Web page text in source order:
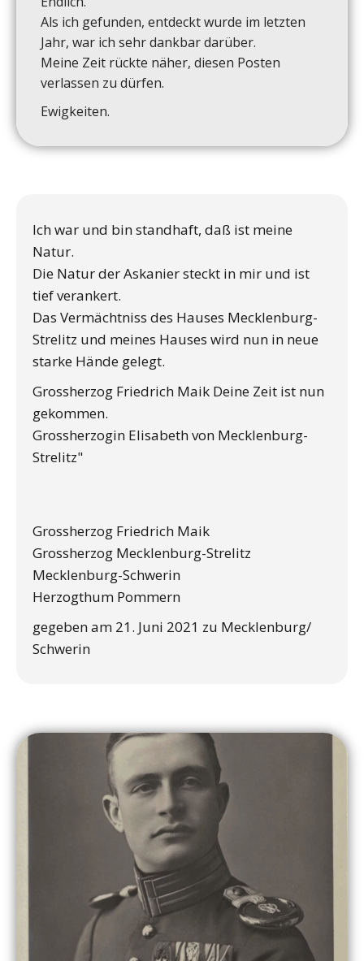
Als ich gefunden, entdeckt wurde im letzten
Jahr, war ich sehr dankbar darüber.
Meine Zeit rückte näher, diesen Posten
verlassen zu dürfen.
Ewigkeiten.
Ich war und bin standhaft, daß ist meine
Natur.
Die Natur der Askanier steckt in mir und ist
tief verankert.
Das Vermächtniss des Hauses Mecklenburg-
Strelitz und meines Hauses wird nun in neue
starke Hände gelegt.
Grossherzog Friedrich Maik Deine Zeit ist nun
gekommen.
Grossherzogin Elisabeth von Mecklenburg-
Strelitz"
Grossherzog Friedrich Maik
Grossherzog Mecklenburg-Strelitz
Mecklenburg-Schwerin
Herzogthum Pommern
gegeben am 21. Juni 2021 zu Mecklenburg/
Schwerin